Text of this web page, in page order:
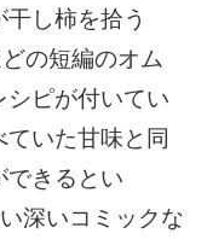
し柿を拾う
の短編のオム
シピが付いてい
いた甘味と同
できるとい
深いコミックな